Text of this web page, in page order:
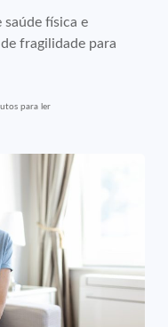
física e
fragilidade para
para ler